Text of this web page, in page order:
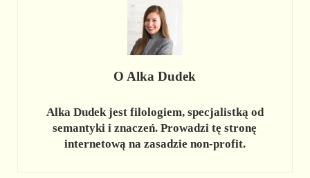
O Alka Dudek
Alka Dudek jest filologiem, specjalistką od
semantyki i znaczeń. Prowadzi tę stronę
internetową na zasadzie non-profit.